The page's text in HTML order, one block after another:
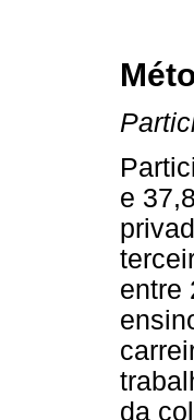
e
entre
da